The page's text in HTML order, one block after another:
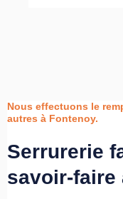
Nous effectuons le
autres à Fontenoy.
Serrurerie
savoir-faire